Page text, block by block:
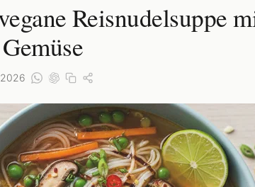
Reisnudelsuppe